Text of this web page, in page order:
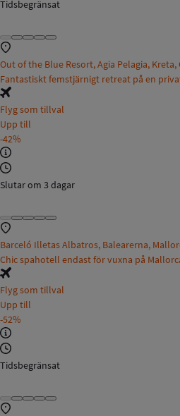
Tidsbegränsat
Out of the Blue Resort, Agia Pelagia, Kreta,
Fantastiskt femstjärnigt retreat på en
Flyg som tillval
Upp till
-42%
Slutar om 3 dagar
Barceló Illetas Albatros, Balearerna,
Chic spahotell endast för vuxna på
Flyg som tillval
Upp till
-52%
Tidsbegränsat